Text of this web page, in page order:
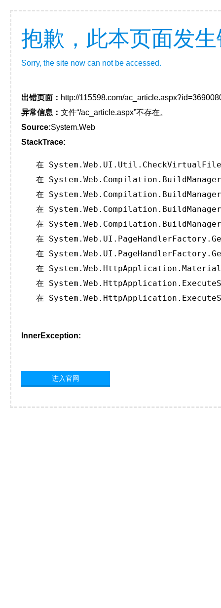
抱歉，此本页面发
Sorry, the site now can not be accessed.
出错页面： http://115598.com/
异常信息： 文件“/ac_article.aspx”不存在。
Source:System.Web
StackTrace:
在
在
在
在
在
在
在
在
在
在
InnerException:
进入官网